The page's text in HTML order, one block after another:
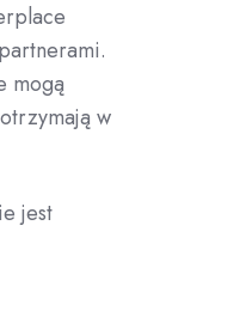
mogą
w
jest